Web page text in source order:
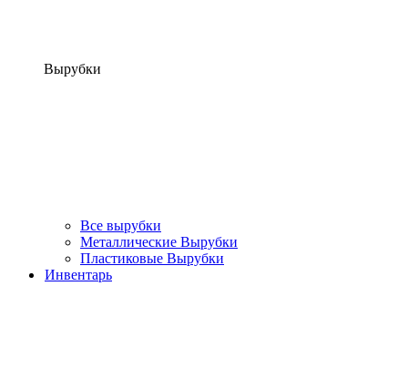
Вырубки
Все вырубки
Металлические Вырубки
Пластиковые Вырубки
Инвентарь